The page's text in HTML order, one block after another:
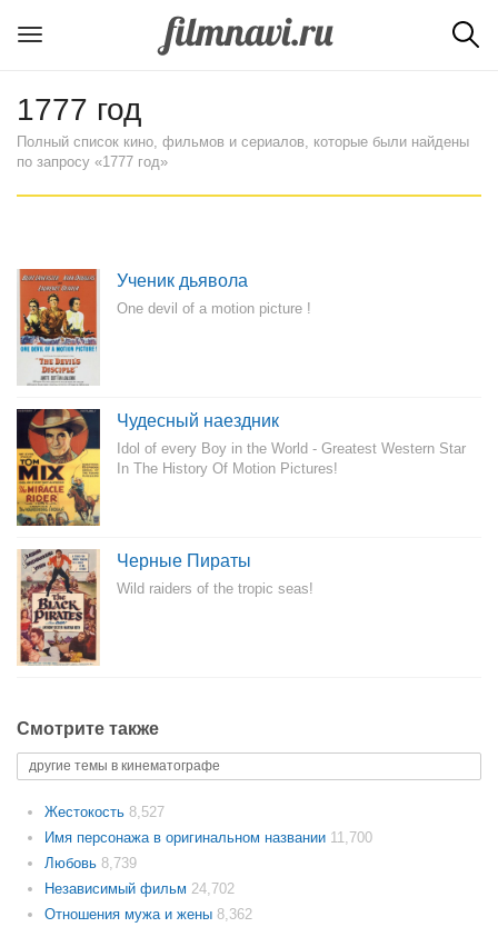
1777 год
Полный список кино, фильмов и сериалов, которые были найдены
по запросу «1777 год»
Ученик дьявола
One devil of a motion picture !
Чудесный наездник
Idol of every Boy in the World - Greatest Western Star
In The History Of Motion Pictures!
Черные Пираты
Wild raiders of the tropic seas!
Смотрите также
другие темы в кинематографе
Жестокость 8,527
Имя персонажа в оригинальном названии 11,700
Любовь 8,739
Независимый фильм 24,702
Отношения мужа и жены 8,362